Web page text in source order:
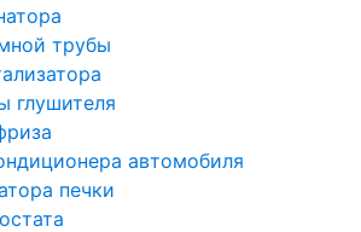
трубы
глушителя
автомобиля
печки